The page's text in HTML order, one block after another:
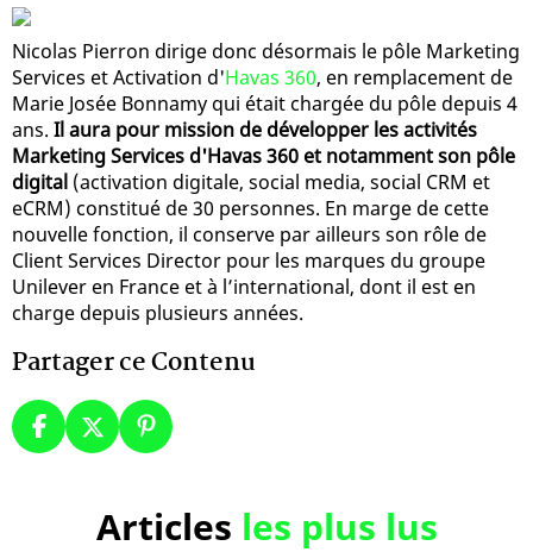
Nicolas Pierron dirige donc désormais le pôle Marketing
Services et Activation d'Havas 360, en remplacement de
Marie Josée Bonnamy qui était chargée du pôle depuis 4
ans. Il aura pour mission de développer les activités
Marketing Services d'Havas 360 et notamment son pôle
digital (activation digitale, social media, social CRM et
eCRM) constitué de 30 personnes. En marge de cette
nouvelle fonction, il conserve par ailleurs son rôle de
Client Services Director pour les marques du groupe
Unilever en France et à l’international, dont il est en
charge depuis plusieurs années.
Partager ce Contenu
Articles les plus lus